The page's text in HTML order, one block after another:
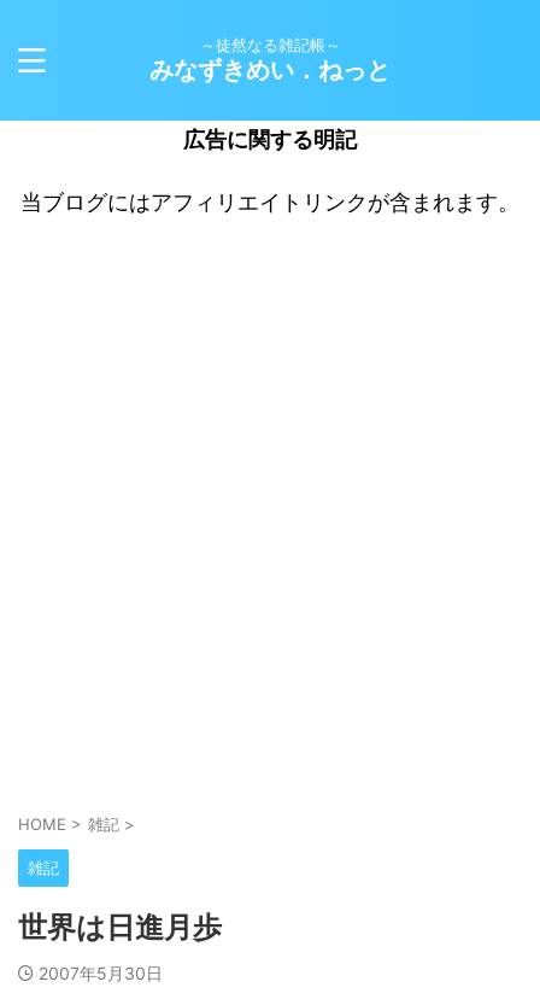
～徒然なる雑記帳～
みなずきめい．ねっと
広告に関する明記
当ブログにはアフィリエイトリンクが含まれます。
HOME > 雑記 >
雑記
世界は日進月歩
2007年5月30日